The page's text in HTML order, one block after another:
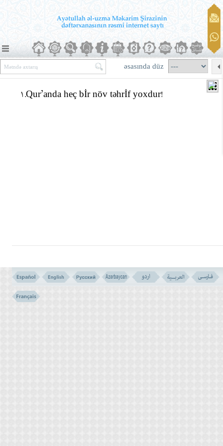
əsasında düz
1.Qur’anda heç bİr növ təhrİf yoxdur!